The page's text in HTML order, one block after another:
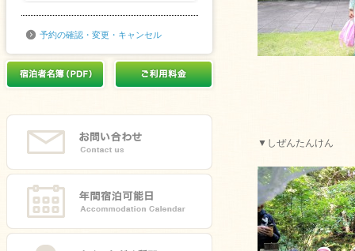
予約の確認・変更・キャンセル
▼しぜんたんけん